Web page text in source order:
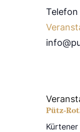
Pütz-
Kürtener